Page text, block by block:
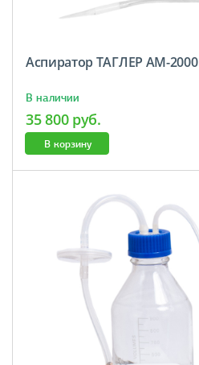
Аспиратор ТАГЛЕР АМ-2000
В наличии
35 800 руб.
В корзину